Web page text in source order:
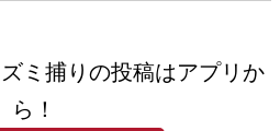
ミ捕りの投稿はアプリか
ら！